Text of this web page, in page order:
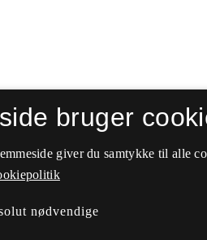
bruger
giver du samtykke til alle
nødvendige